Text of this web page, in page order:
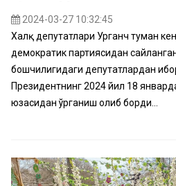
2024-03-27 10:32:45
Халқ депутатлари Урганч туман
демократик партиясидан
бошчилигидаги депутатлардан
Президентнинг 2024 йил 18
юзасидан ўрганиш олиб борди...